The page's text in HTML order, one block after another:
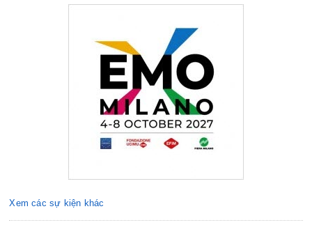
Xem các sự kiện khác